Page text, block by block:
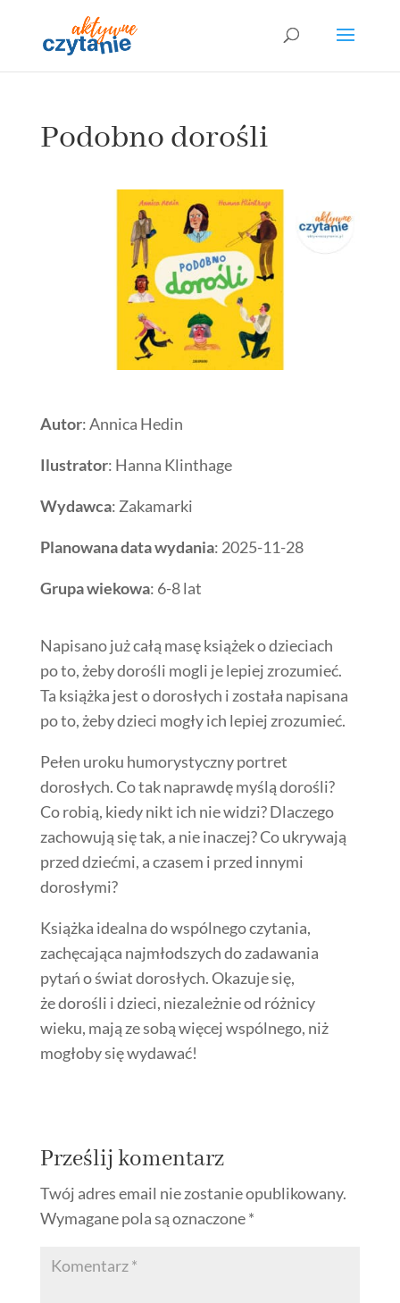
Podobno dorośli
Autor: Annica Hedin
Ilustrator: Hanna Klinthage
Wydawca: Zakamarki
Planowana data wydania: 2025-11-28
Grupa wiekowa: 6-8 lat
Napisano już całą masę książek o dzieciach
po to, żeby dorośli mogli je lepiej zrozumieć.
Ta książka jest o dorosłych i została napisana
po to, żeby dzieci mogły ich lepiej zrozumieć.
Pełen uroku humorystyczny portret
dorosłych. Co tak naprawdę myślą dorośli?
Co robią, kiedy nikt ich nie widzi? Dlaczego
zachowują się tak, a nie inaczej? Co ukrywają
przed dziećmi, a czasem i przed innymi
dorosłymi?
Książka idealna do wspólnego czytania,
zachęcająca najmłodszych do zadawania
pytań o świat dorosłych. Okazuje się,
że dorośli i dzieci, niezależnie od różnicy
wieku, mają ze sobą więcej wspólnego, niż
mogłoby się wydawać!
Prześlij komentarz
Twój adres email nie zostanie opublikowany.
Wymagane pola są oznaczone*